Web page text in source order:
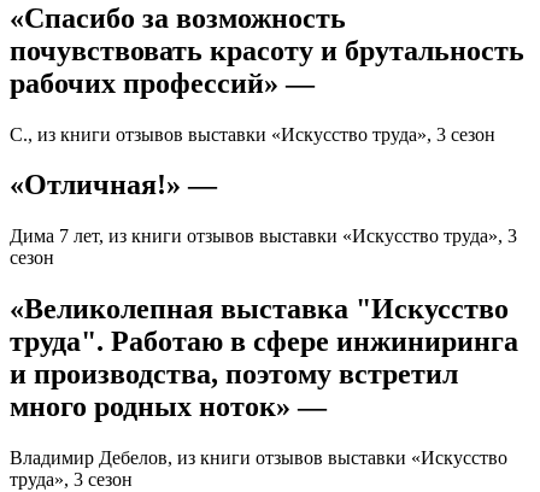
«Спасибо за возможность
почувствовать красоту и брутальность
рабочих профессий» —
С., из книги отзывов выставки «Искусство труда», 3 сезон
«Отличная!» —
Дима 7 лет, из книги отзывов выставки «Искусство труда», 3
сезон
«Великолепная выставка "Искусство
труда". Работаю в сфере инжиниринга
и производства, поэтому встретил
много родных ноток» —
Владимир Дебелов, из книги отзывов выставки «Искусство
труда», 3 сезон